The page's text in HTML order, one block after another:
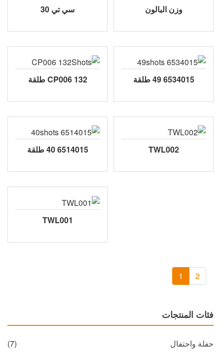
سي تي 30 وزن البالون
CP006 132 طلقة 6534015 49 طلقة
6514015 40 طلقة TWL002
TWL001
1 2
فئات المنتجات
حفلة واحتفال (7)